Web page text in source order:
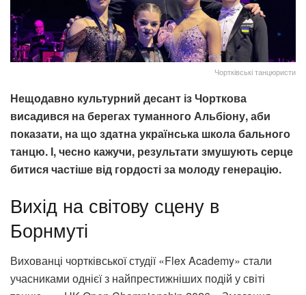
Чортківські танцюристи
Нещодавно культурний десант із Чорткова
висадився на берегах туманного Альбіону, аби
показати, на що здатна українська школа бального
танцю. І, чесно кажучи, результати змушують серце
битися частіше від гордості за молоду генерацію.
Вихід на світову сцену в
Борнмуті
Вихованці чортківської студії «Flex Academy» стали
учасниками однієї з найпрестижніших подій у світі